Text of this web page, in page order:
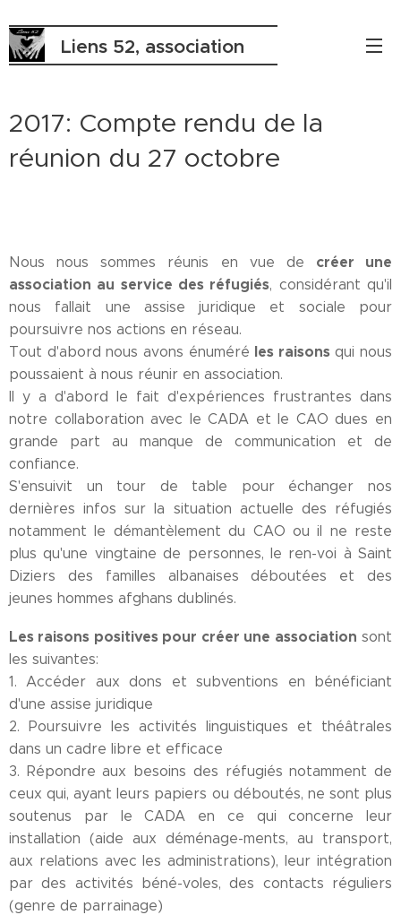
Liens 52, association
pour réfugiés
2017: Compte rendu de la
réunion du 27 octobre
Nous nous sommes réunis en vue de créer une
association au service des réfugiés, considérant qu'il
nous fallait une assise juridique et sociale pour
poursuivre nos actions en réseau.
Tout d'abord nous avons énuméré les raisonsqui nous
poussaient à nous réunir en association.
Il y a d'abord le fait d'expériences frustrantes dans
notre collaboration avec le CADA et le CAO dues en
grande part au manque de communication et de
confiance.
S'ensuivit un tour de table pour échanger nos
dernières infos sur la situation actuelle des réfugiés
notamment le démantèlement du CAO ou il ne reste
plus qu'une vingtaine de personnes, le ren-voi à Saint
Diziers des familles albanaises déboutées et des
jeunes hommes afghans dublinés.
Les raisons positives pour créer une association sont
les suivantes:
1. Accéder aux dons et subventions en bénéficiant
d'une assise juridique
2. Poursuivre les activités linguistiques et théâtrales
dans un cadre libre et efficace
3. Répondre aux besoins des réfugiés notamment de
ceux qui, ayant leurs papiers ou déboutés, ne sont plus
soutenus par le CADA en ce qui concerne leur
installation (aide aux déménage-ments, au transport,
aux relations avec les administrations), leur intégration
par des activités béné-voles, des contacts réguliers
(genre de parrainage)